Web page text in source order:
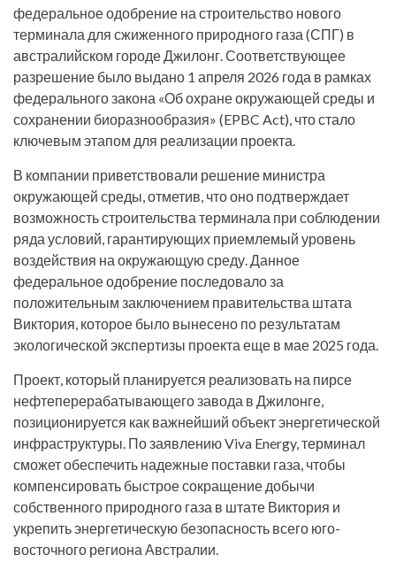
федеральное одобрение на строительство нового
терминала для сжиженного природного газа (СПГ) в
австралийском городе Джилонг. Соответствующее
разрешение было выдано 1 апреля 2026 года в рамках
федерального закона «Об охране окружающей среды и
сохранении биоразнообразия» (EPBC Act), что стало
ключевым этапом для реализации проекта.
В компании приветствовали решение министра
окружающей среды, отметив, что оно подтверждает
возможность строительства терминала при соблюдении
ряда условий, гарантирующих приемлемый уровень
воздействия на окружающую среду. Данное
федеральное одобрение последовало за
положительным заключением правительства штата
Виктория, которое было вынесено по результатам
экологической экспертизы проекта еще в мае 2025 года.
Проект, который планируется реализовать на пирсе
нефтеперерабатывающего завода в Джилонге,
позиционируется как важнейший объект энергетической
инфраструктуры. По заявлению Viva Energy, терминал
сможет обеспечить надежные поставки газа, чтобы
компенсировать быстрое сокращение добычи
собственного природного газа в штате Виктория и
укрепить энергетическую безопасность всего юго-
восточного региона Австралии.